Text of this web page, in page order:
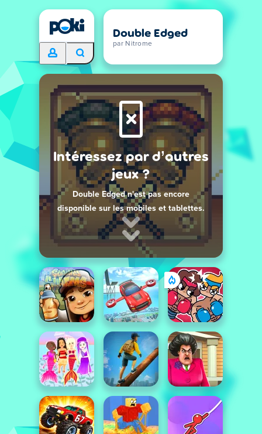
Double Edged
par Nitrome
Intéressez par d’autres
jeux ?
Double Edged n'est pas encore
disponible sur les mobiles et tablettes.